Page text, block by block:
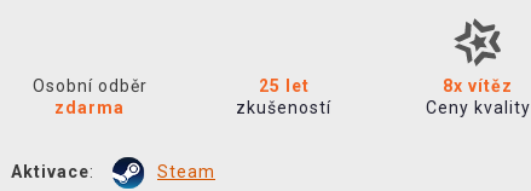
Osobní odběr
zdarma
25 let
zkušeností
8x vítěz
Ceny kvality
Aktivace: Steam